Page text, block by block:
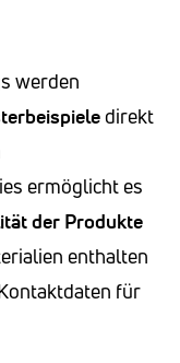
werden
direkt
ermöglicht es
der Produkte
enthalten
für